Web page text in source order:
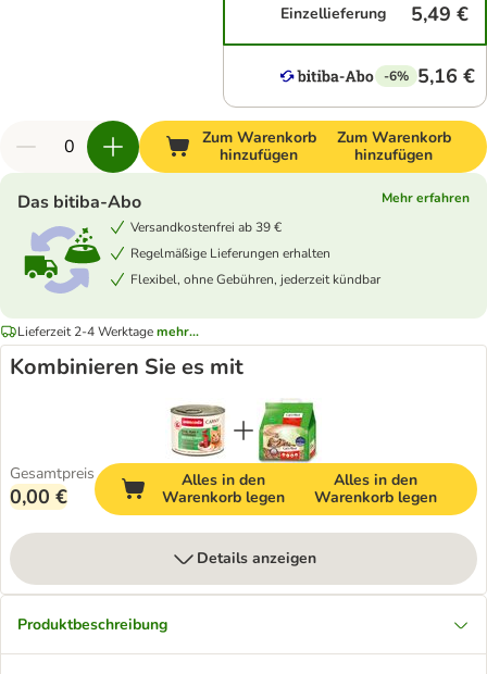
Einzellieferung 5,49 €
-6% 5,16 €
Zum Warenkorb
hinzufügen
Zum Warenkorb
hinzufügen
Das bitiba-Abo
Mehr erfahren
Versandkostenfrei ab 39 €
Regelmäßige Lieferungen erhalten
Flexibel, ohne Gebühren, jederzeit kündbar
Lieferzeit 2-4 Werktagemehr...
Kombinieren Sie es mit
Gesamtpreis
0,00 €
Alles in den
Warenkorb legen
Alles in den
Warenkorb legen
Details anzeigen
Produktbeschreibung